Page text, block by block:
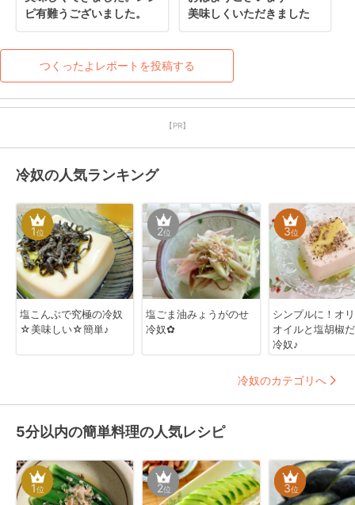
ピ有難うございました。
美味しくいただきました
つくったよレポートを投稿する
【PR】
冷奴の人気ランキング
1位
塩こんぶで究極の冷奴
☆美味しい☆簡単♪
2位
塩ごま油みょうがのせ
冷奴✿
3位
シンプルに！オ
オイルと塩胡椒
冷奴♪
冷奴のカテゴリへ
5分以内の簡単料理の人気レシピ
1位 2位 3位